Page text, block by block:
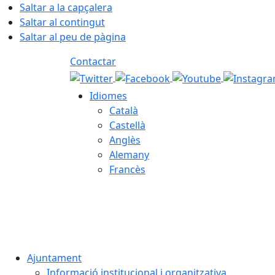
Saltar a la capçalera
Saltar al contingut
Saltar al peu de pàgina
Contactar
Idiomes
Català
Castellà
Anglès
Alemany
Francès
Ajuntament